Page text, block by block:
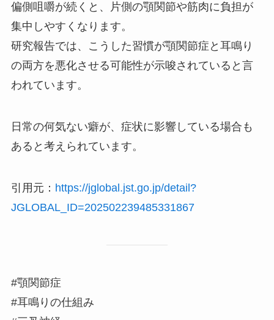
偏側咀嚼が続くと、片側の顎関節や筋肉に負担が
集中しやすくなります。
研究報告では、こうした習慣が顎関節症と耳鳴り
の両方を悪化させる可能性が示唆されていると言
われています。
日常の何気ない癖が、症状に影響している場合も
あると考えられています。
引用元： https://jglobal.jst.go.jp/detail?
JGLOBAL_ID=202502239485331867
#顎関節症
#耳鳴りの仕組み